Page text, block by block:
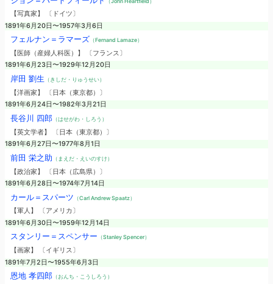
【写真家】 〔ドイツ〕
1891年6月20日〜1957年3月6日
フェルナン＝ラマーズ （Fernand Lamaze）
【医師（産婦人科医）】 〔フランス〕
1891年6月23日〜1929年12月20日
岸田 劉生 （きしだ・りゅうせい）
【洋画家】 〔日本（東京都）〕
1891年6月24日〜1982年3月21日
長谷川 四郎（はせがわ・しろう）
【英文学者】 〔日本（東京都）〕
1891年6月27日〜1977年8月1日
前田 栄之助 （まえだ・えいのすけ）
【政治家】 〔日本（広島県）〕
1891年6月28日〜1974年7月14日
カール＝スパーツ （Carl Andrew Spaatz）
【軍人】 〔アメリカ〕
1891年6月30日〜1959年12月14日
スタンリー＝スペンサー （Stanley Spencer）
【画家】 〔イギリス〕
1891年7月2日〜1955年6月3日
恩地 孝四郎（おんち・こうしろう）